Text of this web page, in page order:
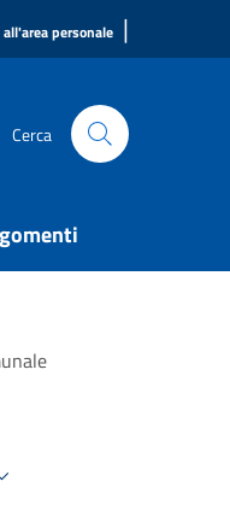
all'area personale |
Cerca